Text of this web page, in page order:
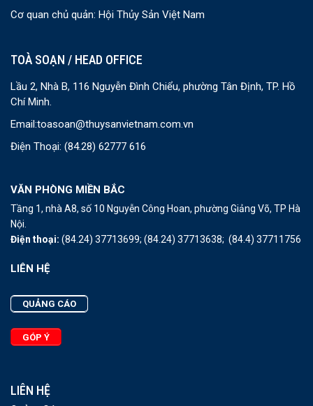
Cơ quan chủ quản: Hội Thủy Sản Việt Nam
TOÀ SOẠN / HEAD OFFICE
Lầu 2, Nhà B, 116 Nguyễn Đình Chiểu, phường Tân Định, TP. Hồ
Chí Minh.
Email:toasoan@thuysanvietnam.com.vn
Điện Thoại: (84.28) 62777 616
VĂN PHÒNG MIỀN BẮC
Tầng 1, nhà A8, số 10 Nguyễn Công Hoan, phường Giảng Võ, TP Hà
Nội.
Điện thoại: (84.24) 37713699; (84.24) 37713638; (84.4) 37711756
LIÊN HỆ
QUẢNG CÁO
GÓP Ý
LIÊN HỆ